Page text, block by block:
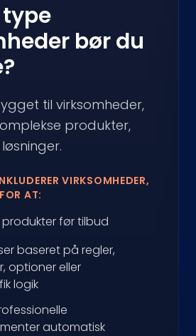
bør du
til virksomheder,
produkter,
VIRKSOMHEDER,
AT:
før tilbud
baseret på regler,
optioner eller
logik
automatisk